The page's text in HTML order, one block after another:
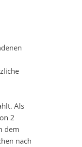
Als
2
dem
nach